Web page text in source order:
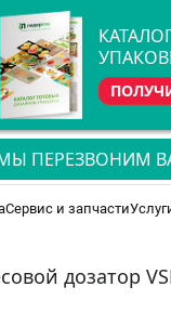
ПЕРЕЗВОНИМ
Сервис и запчасти
дозатор